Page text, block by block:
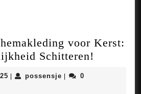
voor Kerst:
Schitteren!
09
possensje possensje
0